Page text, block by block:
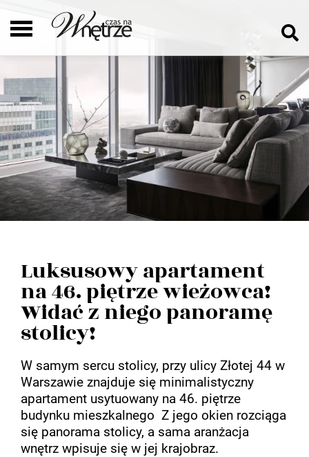
Luksusowy apartament
na 46. piętrze wieżowca!
Widać z niego panoramę
stolicy!
W samym sercu stolicy, przy ulicy Złotej 44 w
Warszawie znajduje się minimalistyczny
apartament usytuowany na 46. piętrze
budynku mieszkalnego Z jego okien rozciąga
się panorama stolicy, a sama aranżacja
wnętrz wpisuje się w jej krajobraz.